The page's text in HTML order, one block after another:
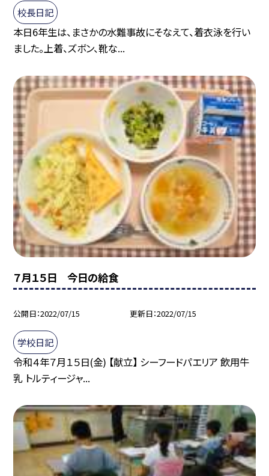
校長日記
本日6年生は、まさかの水難事故にそなえて、着衣泳を行い
ました。上着、ズボン、靴な...
７月１５日 今日の給食
公開日 2022/07/15 更新日 2022/07/15
学校日記
令和４年７月１５日(金) 【献立】 シーフードパエリア 飲用牛
乳 トルティージャ...